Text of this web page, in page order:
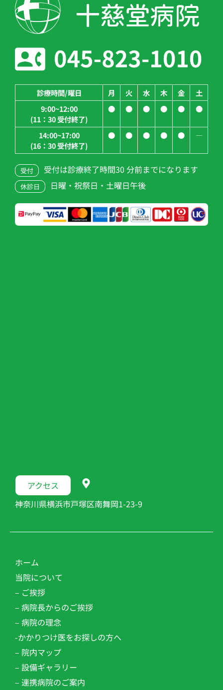
診療時間/曜日 月 火 水 木 金
土
9:00~12:00
(11：30 受付終了)
● ● ● ● ● ●
14:00~17:00
(16：30 受付終了)
● ● ● ● ● ―
受付 受付は診療終了時間30 分前までになります
休診日 日曜・祝祭日・土曜日午後
アクセス
神奈川県横浜市戸塚区南舞岡1-23-9
ホーム
当院について
– ご挨拶
– 病院長からのご挨拶
– 病院の理念
-かかりつけ医をお探しの方へ
– 院内マップ
– 設備ギャラリー
– 連携病院のご案内